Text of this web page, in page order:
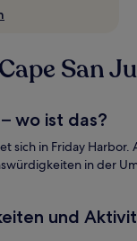
San
wo ist das?
sich in Friday
in der
und